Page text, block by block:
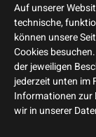
Auf unserer
technische,
können unsere
Cookies
der jeweiligen
jederzeit unten im
Informationen zur
wir in unserer